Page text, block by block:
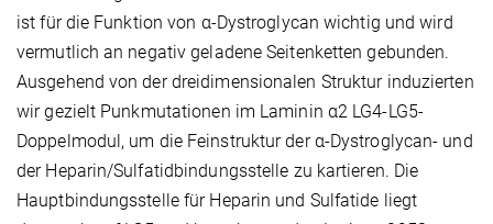
ist für die Funktion von α-Dystroglycan wichtig und wird
vermutlich an negativ geladene Seitenketten gebunden.
Ausgehend von der dreidimensionalen Struktur induzierten
wir gezielt Punkmutationen im Laminin α2 LG4-LG5-
Doppelmodul, um die Feinstruktur der α-Dystroglycan- und
der Heparin/Sulfatidbindungsstelle zu kartieren. Die
Hauptbindungsstelle für Heparin und Sulfatide liegt